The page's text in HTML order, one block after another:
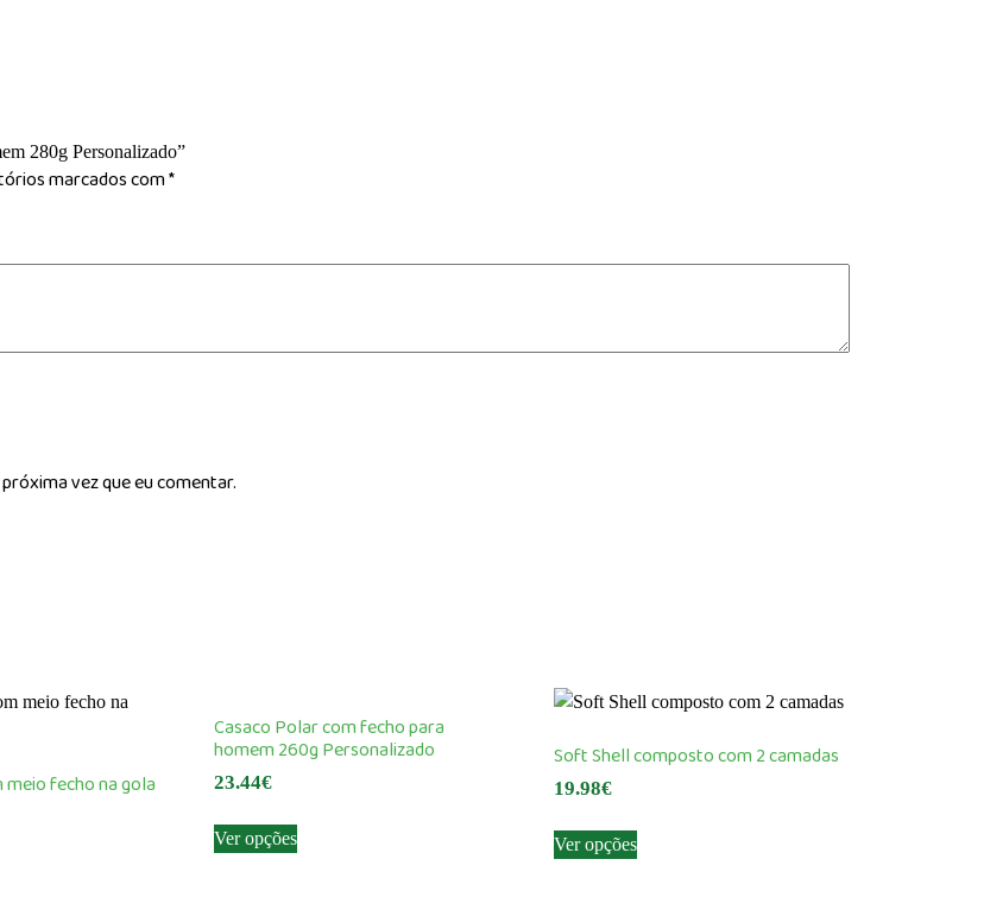
280g Personalizado”
marcados com*
vez que eu comentar.
fecho na gola
Casaco Polar com fecho para
homem 260g Personalizado
23.44€
Ver opçõesproduct
Soft Shell composto com 2 camadas
19.98€
Ver opçõesproduct